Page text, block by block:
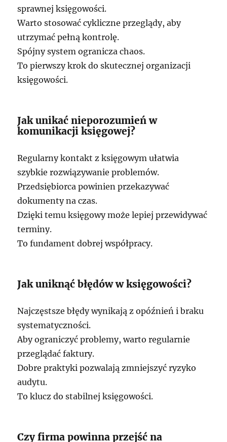
sprawnej księgowości.
Warto stosować cykliczne przeglądy, aby
utrzymać pełną kontrolę.
Spójny system ogranicza chaos.
To pierwszy krok do skutecznej organizacji
księgowości.
Jak unikać nieporozumień w
komunikacji księgowej?
Regularny kontakt z księgowym ułatwia
szybkie rozwiązywanie problemów.
Przedsiębiorca powinien przekazywać
dokumenty na czas.
Dzięki temu księgowy może lepiej przewidywać
terminy.
To fundament dobrej współpracy.
Jak uniknąć błędów w księgowości?
Najczęstsze błędy wynikają z opóźnień i braku
systematyczności.
Aby ograniczyć problemy, warto regularnie
przeglądać faktury.
Dobre praktyki pozwalają zmniejszyć ryzyko
audytu.
To klucz do stabilnej księgowości.
Czy firma powinna przejść na